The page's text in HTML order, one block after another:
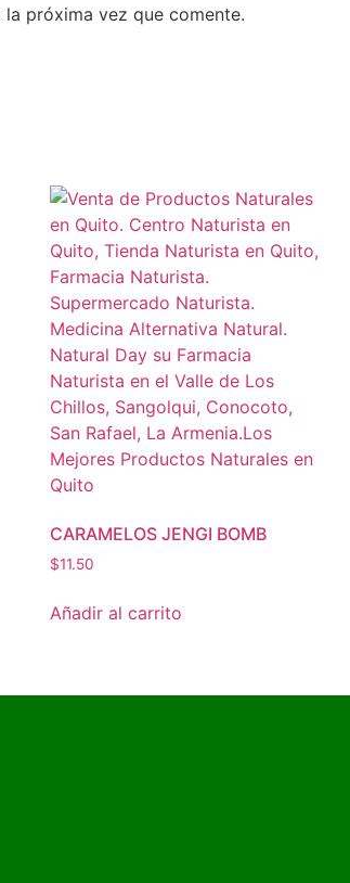
próxima vez que comente.
CARAMELOS JENGI BOMB
$11.50
Añadir al carrito